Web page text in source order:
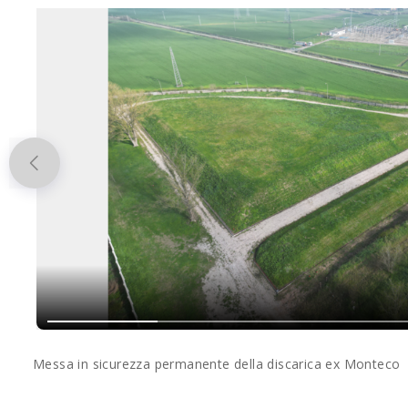
Previous
Messa in sicurezza permanente della discarica ex Monteco